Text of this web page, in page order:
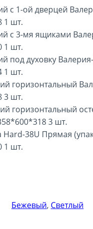
с 1-ой дверцей
1 шт.
с 3-мя ящиками
1 шт.
под духовку
1 шт.
горизонтальный
3 шт.
горизонтальный
3 шт.
38U Прямая
1 шт.
Бежевый, Светлый